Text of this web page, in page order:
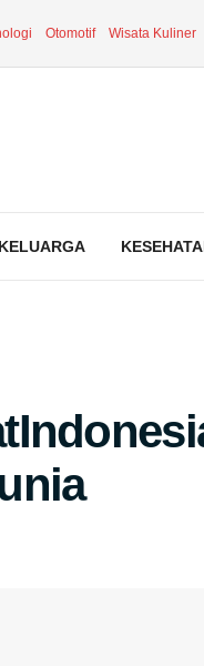
Otomotif Wisata Kuliner
KELUARGA